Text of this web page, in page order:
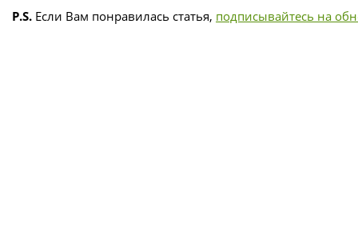
P.S. Если Вам понравилась статья, подписывайтесь на